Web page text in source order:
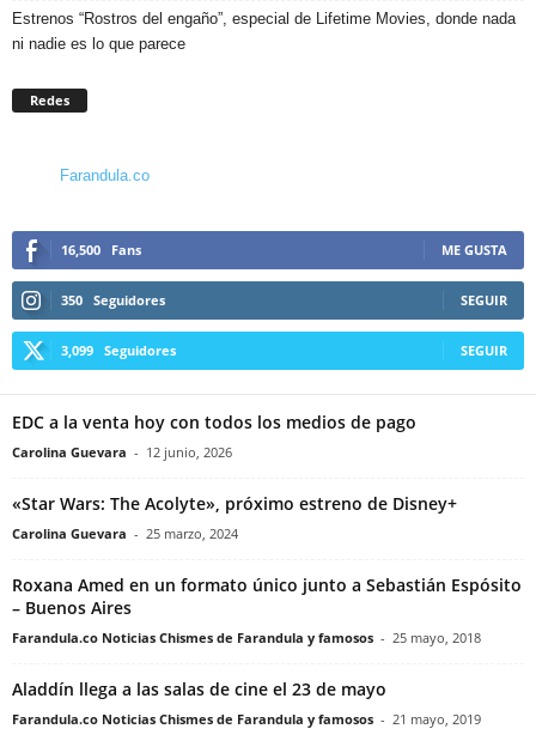
Estrenos “Rostros del engaño”, especial de Lifetime Movies, donde nada
ni nadie es lo que parece
Redes
Farandula.co
16,500 Fans ME GUSTA
350 Seguidores SEGUIR
3,099 Seguidores SEGUIR
EDC a la venta hoy con todos los medios de pago
Carolina Guevara - 12 junio, 2026
«Star Wars: The Acolyte», próximo estreno de Disney+
Carolina Guevara - 25 marzo, 2024
Roxana Amed en un formato único junto a Sebastián Espósito
– Buenos Aires
Farandula.co Noticias Chismes de Farandula y famosos - 25 mayo, 2018
Aladdín llega a las salas de cine el 23 de mayo
Farandula.co Noticias Chismes de Farandula y famosos - 21 mayo, 2019